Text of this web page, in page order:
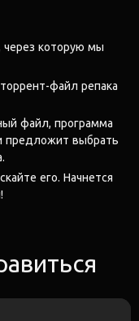
через которую мы
файл репака
файл, программа
предложит выбрать
его. Начнется